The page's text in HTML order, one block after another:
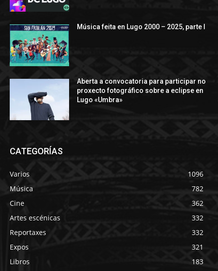
Música feita en Lugo 2000 – 2025, parte I
Aberta a convocatoria para participar no
proxecto fotográfico sobre a eclipse en
Lugo «Umbra»
CATEGORÍAS
Varios
1096
Música
782
Cine
362
Artes escénicas
332
Reportaxes
332
Expos
321
Libros
183